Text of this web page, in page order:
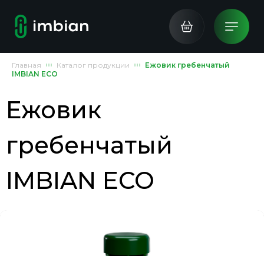
Главная Каталог продукции
Ежовик гребенчатый
IMBIAN ECO
Ежовик
гребенчатый
IMBIAN ECO